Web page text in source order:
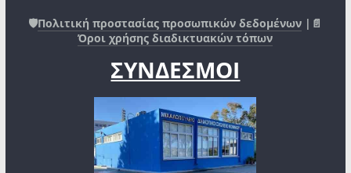
🛡️Πολιτική προστασίας προσωπικών δεδομένων |📄
Όροι χρήσης διαδικτυακών τόπων
ΣΥΝΔΕΣΜΟΙ